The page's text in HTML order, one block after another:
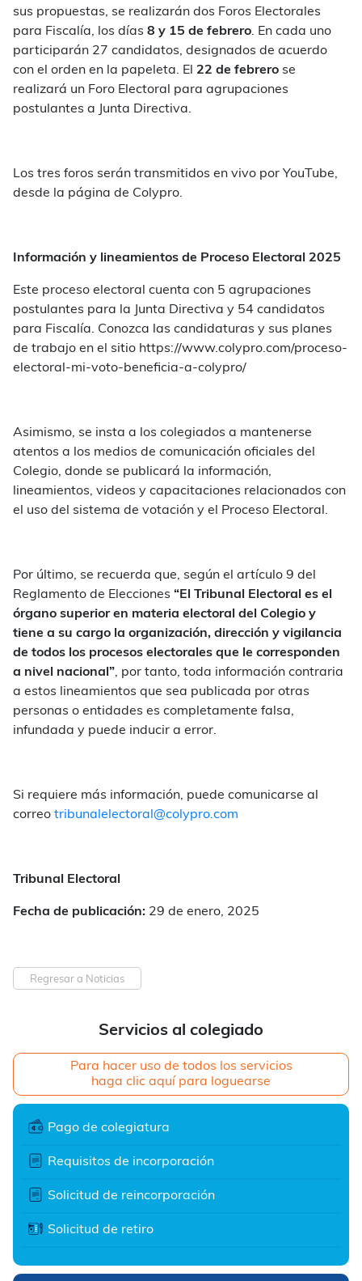
Servicios al colegiado
Para hacer uso de todos los servicios
haga clic aquí para loguearse
Pago de colegiatura
Requisitos de incorporación
Solicitud de reincorporación
Solicitud de retiro
sus propuestas, se realizarán dos Foros Electorales
para Fiscalía, los días 8 y 15 de febrero. En cada uno
participarán 27 candidatos, designados de acuerdo
con el orden en la papeleta. El 22 de febrero se
realizará un Foro Electoral para agrupaciones
postulantes a Junta Directiva.
Los tres foros serán transmitidos en vivo por YouTube,
desde la página de Colypro.
Información y lineamientos de Proceso Electoral 2025
Este proceso electoral cuenta con 5 agrupaciones
postulantes para la Junta Directiva y 54 candidatos
para Fiscalía. Conozca las candidaturas y sus planes
de trabajo en el sitio https://www.colypro.com/proceso-
electoral-mi-voto-beneficia-a-colypro/
Asimismo, se insta a los colegiados a mantenerse
atentos a los medios de comunicación oficiales del
Colegio, donde se publicará la información,
lineamientos, videos y capacitaciones relacionados con
el uso del sistema de votación y el Proceso Electoral.
Por último, se recuerda que, según el artículo 9 del
Reglamento de Elecciones “El Tribunal Electoral es el
órgano superior en materia electoral del Colegio y
tiene a su cargo la organización, dirección y vigilancia
de todos los procesos electorales que le corresponden
a nivel nacional”, por tanto, toda información contraria
a estos lineamientos que sea publicada por otras
personas o entidades es completamente falsa,
infundada y puede inducir a error.
Si requiere más información, puede comunicarse al
correo tribunalelectoral@colypro.com
Tribunal Electoral
Fecha de publicación: 29 de enero, 2025
Regresar a Noticias